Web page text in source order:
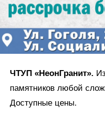
ЧТУП «НеонГранит».
памятников любой
Доступные цены.